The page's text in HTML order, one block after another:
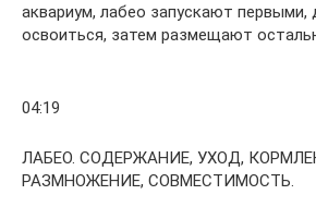
аквариум, лабео запускают
освоиться, затем размещают
04:19
ЛАБЕО. СОДЕРЖАНИЕ, УХОД,
РАЗМНОЖЕНИЕ, СОВМЕСТИМОСТЬ.